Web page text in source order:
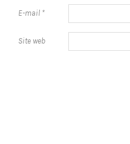
E-mail *
Site web